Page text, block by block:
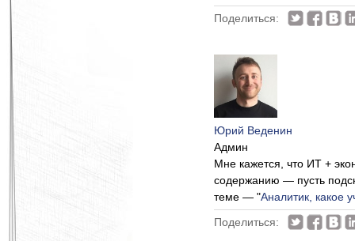
Поделиться:
Юрий Веденин
Админ
Мне кажется, что ИТ +
содержанию — пусть
теме — "Аналитик, какое
Поделиться: